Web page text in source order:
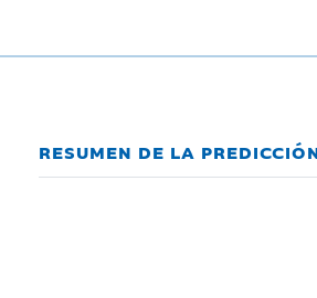
RESUMEN DE LA